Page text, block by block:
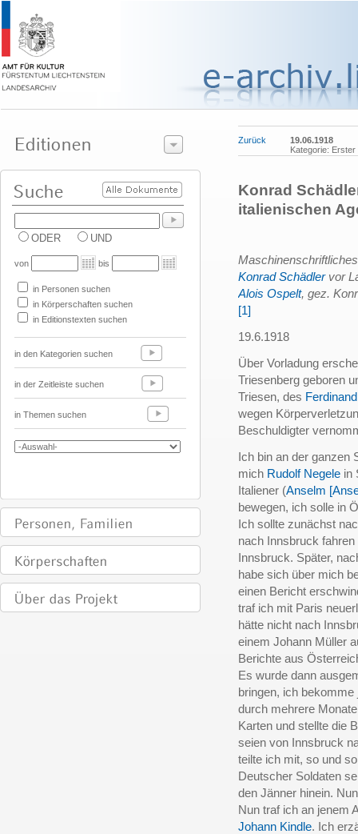
ODER UND
von bis
in Personen suchen
in Körperschaften suchen
in Editionstexten suchen
in den Kategorien suchen
in der Zeitleiste suchen
in Themen suchen
Zurück
19.06.1918
Kategorie: Erster
Konrad
italienischen
Konrad Schädlervor
Alois Ospelt, gez.
[1]
19.6.1918
Über Vorladung
Triesenberg geboren
Triesen, des Ferdinand
wegen
Beschuldigter
Ich bin an der ganzen
mich Rudolf Negele in
Italiener (Anselm
bewegen, ich solle in
Ich sollte zunächst
nach Innsbruck
Innsbruck. Später,
habe sich über mich
einen Bericht
traf ich mit Paris
hätte nicht nach
einem Johann Müller
Berichte aus
Es wurde dann
bringen, ich
durch mehrere
Karten und stellte die
seien von Innsbruck
teilte ich mit, so und
Deutscher Soldaten
den Jänner hinein.
Nun traf ich an jenem
Johann Kindle. Ich